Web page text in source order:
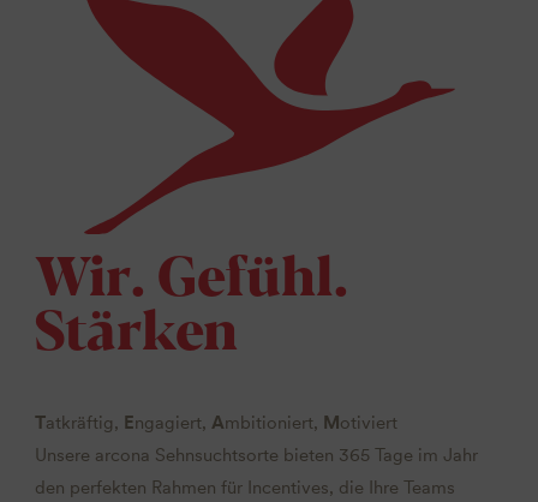
Wir. Gefühl.
Stärken
Tatkräftig, Engagiert, Ambitioniert, Motiviert
Unsere arcona Sehnsuchtsorte bieten 365 Tage im Jahr
den perfekten Rahmen für Incentives, die Ihre Teams